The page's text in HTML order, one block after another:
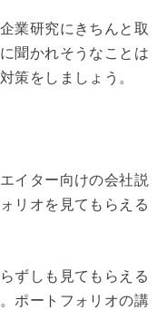
業研究にきちんと取
聞かれそうなことは
策をしましょう。
イター向けの会社説
リオを見てもらえる
ずしも見てもらえる
ポートフォリオの講